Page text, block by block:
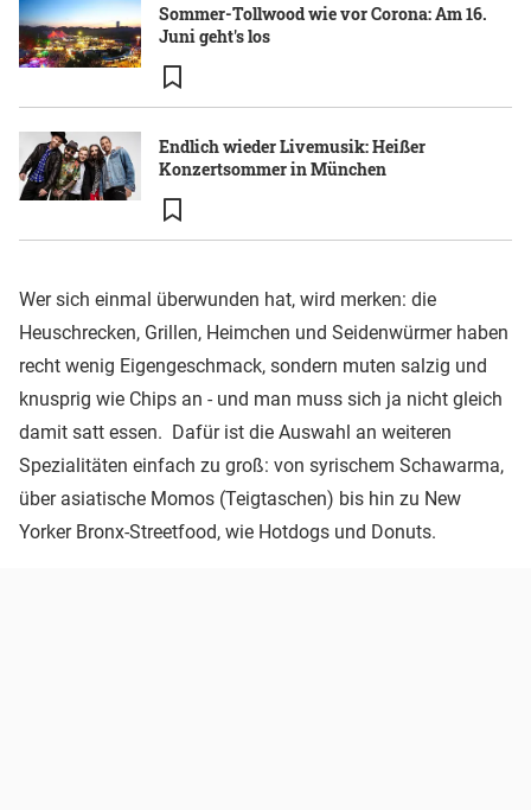
Sommer-Tollwood wie vor Corona: Am 16.
Juni geht's los
Endlich wieder Livemusik: Heißer
Konzertsommer in München
Wer sich einmal überwunden hat, wird merken: die
Heuschrecken, Grillen, Heimchen und Seidenwürmer haben
recht wenig Eigengeschmack, sondern muten salzig und
knusprig wie Chips an - und man muss sich ja nicht gleich
damit satt essen. Dafür ist die Auswahl an weiteren
Spezialitäten einfach zu groß: von syrischem Schawarma,
über asiatische Momos (Teigtaschen) bis hin zu New
Yorker Bronx-Streetfood, wie Hotdogs und Donuts.